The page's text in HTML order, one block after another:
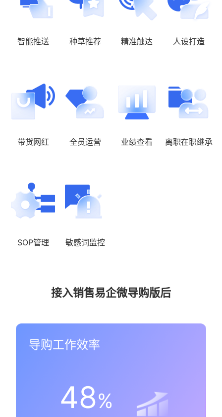
智能推送 种草推荐 精准触达 人设打造
带货网红 全员运营 业绩查看 离职在职继承
SOP管理 敏感词监控
接入销售易企微导购版后
导购工作效率
48%